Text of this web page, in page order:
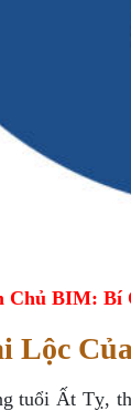
Chủ BIM: Bí
Lộc
tuổi Ất Tỵ,